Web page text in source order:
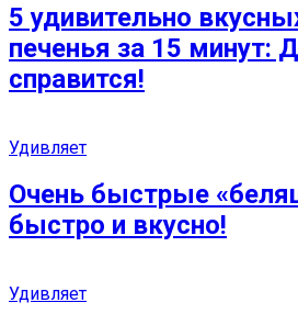
5 удивительно
печенья за 15 минут:
справится!
Удивляет
Очень быстрые
быстро и вкусно!
Удивляет